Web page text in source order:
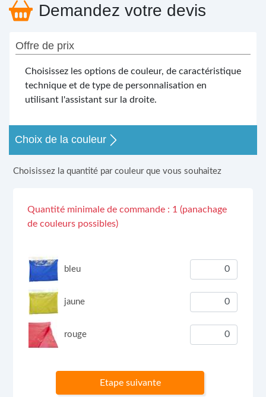
Demandez votre devis
Offre de prix
Choisissez les options de couleur, de caractéristique
technique et de type de personnalisation en
utilisant l'assistant sur la droite.
Choix de la couleur
Choisissez la quantité par couleur que vous souhaitez
Quantité minimale de commande : 1 (panachage
de couleurs possibles)
bleu
jaune
rouge
Etape suivante